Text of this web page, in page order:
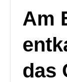
Am
das